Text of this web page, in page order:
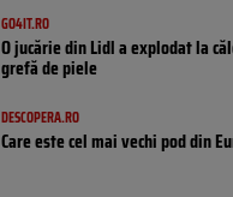
GO4IT.RO
O jucărie din Lidl a explodat la
grefă de piele
DESCOPERA.RO
Care este cel mai vechi pod din